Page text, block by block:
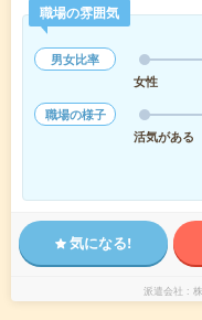
職場の雰囲気
男女比率
女性
職場の様子
活気がある
気になる!
派遣会社